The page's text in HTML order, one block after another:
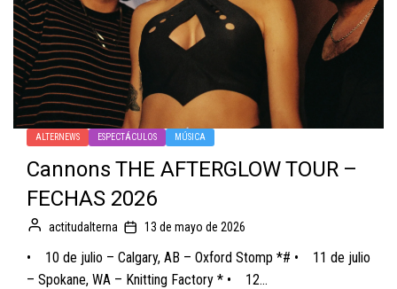
ALTERNEWS ESPECTÁCULOS MÚSICA
Cannons THE AFTERGLOW TOUR –
FECHAS 2026
actitudalterna 13 de mayo de 2026
• 10 de julio – Calgary, AB – Oxford Stomp *# • 11 de julio
– Spokane, WA – Knitting Factory * • 12...